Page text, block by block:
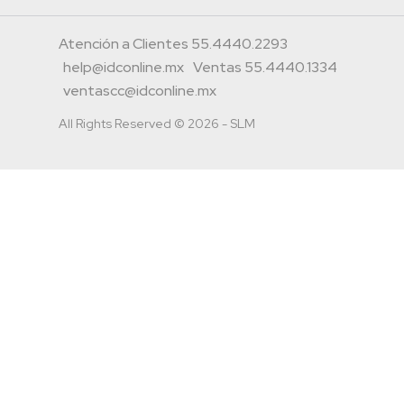
Atención a Clientes 55.4440.2293
help@idconline.mx Ventas 55.4440.1334
ventascc@idconline.mx
All Rights Reserved © 2026 - SLM